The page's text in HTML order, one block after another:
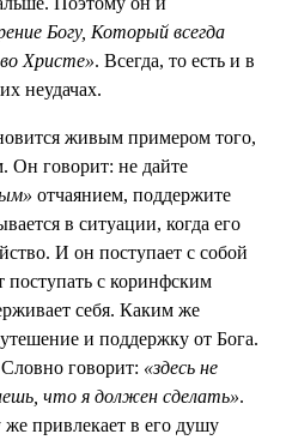
Богу, Который всегда
Христе». Всегда, то есть и в
неудачах.
живым примером того,
Он говорит: не дайте
отчаянием, поддержите
в ситуации, когда его
И он поступает с собой
поступать с коринфским
себя. Каким же
и поддержку от Бога.
говорит: «здесь не
что я должен сделать».
же привлекает в его душу